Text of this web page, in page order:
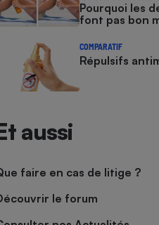
Pourquoi les
font pas bon
COMPARATIF
Répulsifs
aussi
faire en cas de litige ?
le forum